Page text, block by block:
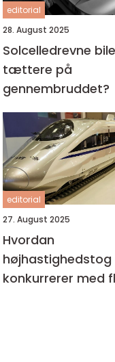
editorial
28. August 2025
Solcelledrevne
tættere på
gennembruddet?
editorial
27. August 2025
Hvordan
højhastighedstog
konkurrerer med